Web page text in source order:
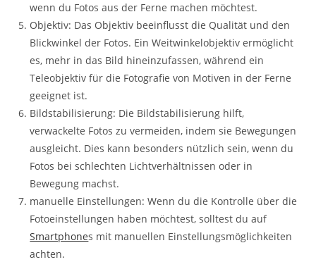
wenn du Fotos aus der Ferne machen möchtest.
Objektiv: Das Objektiv beeinflusst die Qualität und den
Blickwinkel der Fotos. Ein Weitwinkelobjektiv ermöglicht
es, mehr in das Bild hineinzufassen, während ein
Teleobjektiv für die Fotografie von Motiven in der Ferne
geeignet ist.
Bildstabilisierung: Die Bildstabilisierung hilft,
verwackelte Fotos zu vermeiden, indem sie Bewegungen
ausgleicht. Dies kann besonders nützlich sein, wenn du
Fotos bei schlechten Lichtverhältnissen oder in
Bewegung machst.
manuelle Einstellungen: Wenn du die Kontrolle über die
Fotoeinstellungen haben möchtest, solltest du auf
Smartphones mit manuellen Einstellungsmöglichkeiten
achten.